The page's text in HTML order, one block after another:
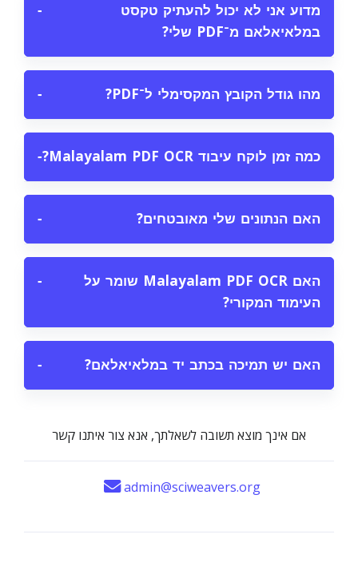
מדוע אני לא יכול להעתיק טקסט
במלאיאלאם מ־PDF שלי?
−
מהו גודל הקובץ המקסימלי ל־PDF? −
כמה זמן לוקח עיבוד Malayalam PDF OCR? −
האם הנתונים שלי מאובטחים? −
האם Malayalam PDF OCR שומר על
העימוד המקורי?
−
האם יש תמיכה בכתב יד במלאיאלאם? −
אם אינך מוצא תשובה לשאלתך, אנא צור איתנו קשר
admin@sciweavers.org